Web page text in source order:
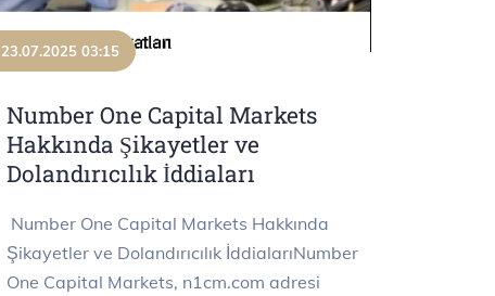
23.07.2025 03:15
Number One Capital Markets
Hakkında Şikayetler ve
Dolandırıcılık İddiaları
Number One Capital Markets Hakkında
Şikayetler ve Dolandırıcılık İddialarıNumber
One Capital Markets, n1cm.com adresi